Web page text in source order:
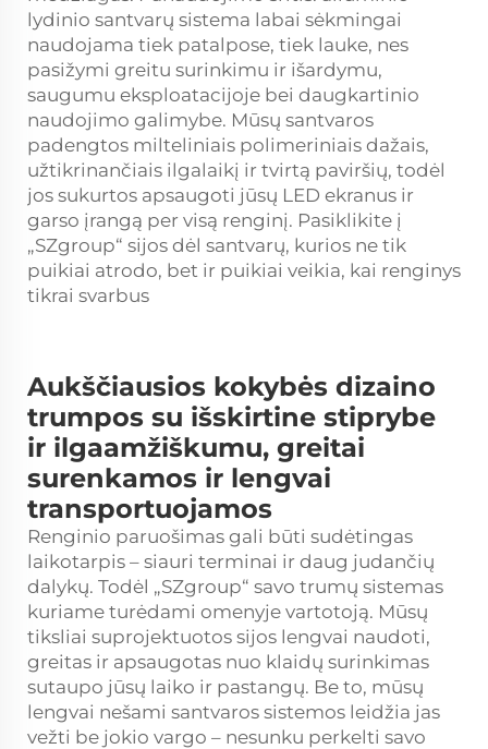
lydinio santvarų sistema labai sėkmingai
naudojama tiek patalpose, tiek lauke, nes
pasižymi greitu surinkimu ir išardymu,
saugumu eksploatacijoje bei daugkartinio
naudojimo galimybe. Mūsų santvaros
padengtos milteliniais polimeriniais dažais,
užtikrinančiais ilgalaikį ir tvirtą paviršių, todėl
jos sukurtos apsaugoti jūsų LED ekranus ir
garso įrangą per visą renginį. Pasiklikite į
„SZgroup“ sijos dėl santvarų, kurios ne tik
puikiai atrodo, bet ir puikiai veikia, kai renginys
tikrai svarbus
Aukščiausios kokybės dizaino
trumpos su išskirtine stiprybe
ir ilgaamžiškumu, greitai
surenkamos ir lengvai
transportuojamos
Renginio paruošimas gali būti sudėtingas
laikotarpis – siauri terminai ir daug judančių
dalykų. Todėl „SZgroup“ savo trumų sistemas
kuriame turėdami omenyje vartotoją. Mūsų
tiksliai suprojektuotos sijos lengvai naudoti,
greitas ir apsaugotas nuo klaidų surinkimas
sutaupo jūsų laiko ir pastangų. Be to, mūsų
lengvai nešami santvaros sistemos leidžia jas
vežti be jokio vargo – nesunku perkelti savo